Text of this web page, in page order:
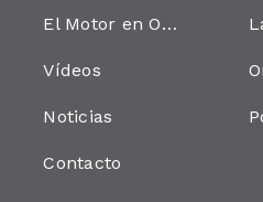
El Motor en Onda
Vídeos
Noticias
Contacto